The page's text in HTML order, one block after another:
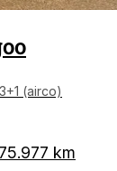
(airco)
75.977 km